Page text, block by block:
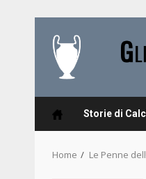
content
Storie di
Home Le Penne